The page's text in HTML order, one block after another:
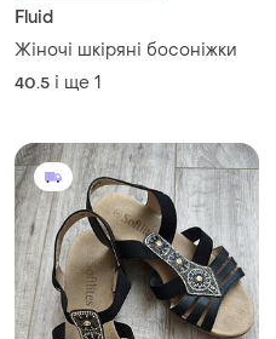
Fluid
Жіночі шкіряні босоніжки
40.5 і ще 1